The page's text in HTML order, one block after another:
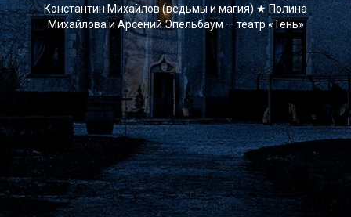
Константин Михайлов (ведьмы и магия) ★ Полина
Михайлова и Арсений Эпельбаум — театр «Тень»